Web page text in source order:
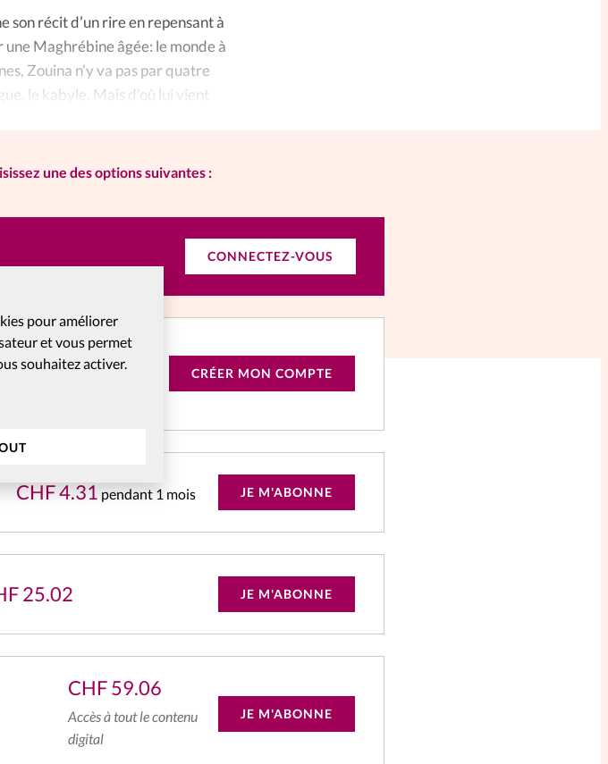
pour améliorer
et vous permet
souhaitez activer.
son récit d’un rire en repensant à
Maghrébine âgée: le monde à
Zouina n’y va pas par quatre
le kabyle. Mais d’où lui vient
une des options suivantes :
CONNECTEZ-VOUS
abonnés pendant 14
CRÉER MON COMPTE
CHF4.31pendant 1 mois JE M'ABONNE
25.02 JE M'ABONNE
CHF59.06
Accès à tout le contenu
digital
JE M'ABONNE